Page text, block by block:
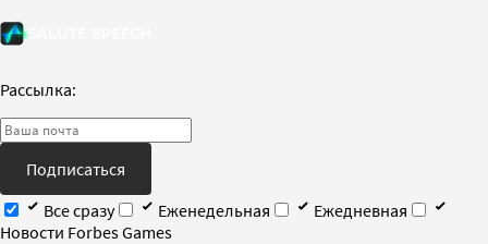
Рассылка:
Подписаться
Все сразу
Еженедельная
Ежедневная
Новости Forbes Games